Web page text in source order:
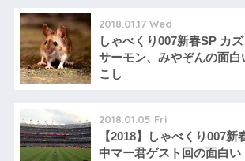
2018.01.17 Wed
しゃべくり007新春SP カ
サーモン、みやぞんの面白
こし
2018.01.05 Fri
【2018】しゃべくり007新
中マー君ゲスト回の面白い